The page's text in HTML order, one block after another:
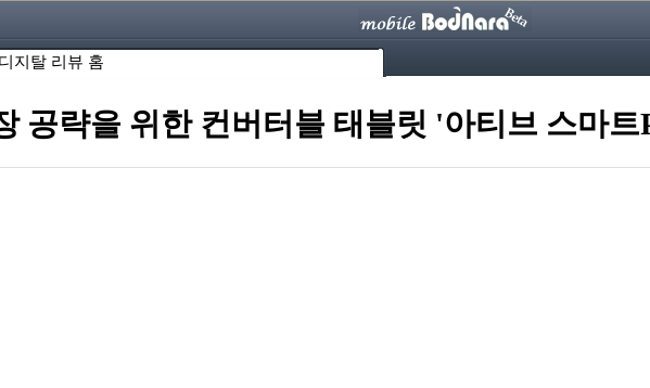
디지탈 리뷰 홈
공략을 위한 컨버터블 태블릿 '아티브 스마트